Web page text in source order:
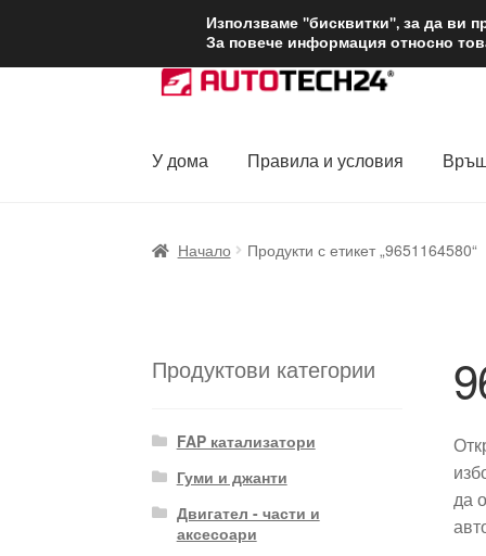
ДОСТАВКА от
Skip
to
Skip
to
У дома
Правила и условия
Начало Продукти с етикет „9651164580“
да
Продуктови категории
FAP катализатори
Гуми и джанти
Двигател - части и
аксесоари
Използваме "бисквитки", за да ви
За повече информация относно